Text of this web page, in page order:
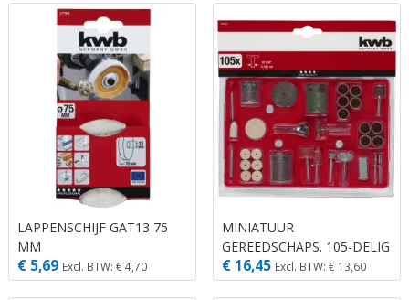
LAPPENSCHIJF GAT13 75
MM
€ 5,69 Excl. BTW: € 4,70
MINIATUUR
GEREEDSCHAPS. 105-DELIG
€ 16,45 Excl. BTW: € 13,60